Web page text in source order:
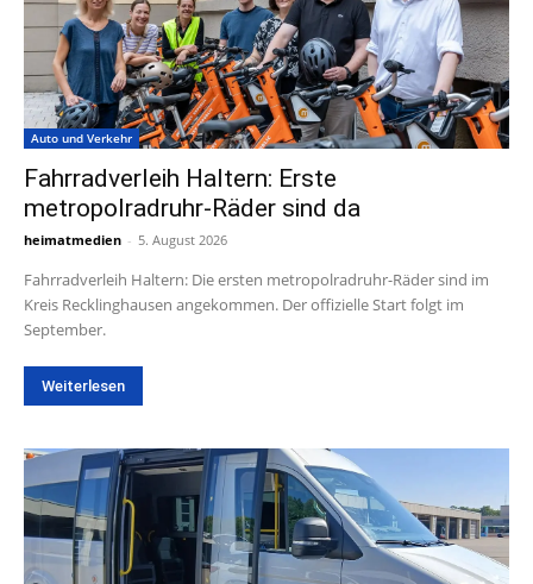
Auto und Verkehr
Fahrradverleih Haltern: Erste
metropolradruhr-Räder sind da
heimatmedien - 5. August 2026
Fahrradverleih Haltern: Die ersten metropolradruhr-Räder sind im
Kreis Recklinghausen angekommen. Der offizielle Start folgt im
September.
Weiterlesen